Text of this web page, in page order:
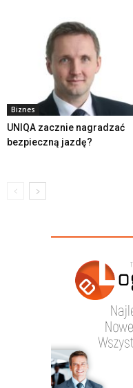
Biznes
UNIQA zacznie nagradzać
bezpieczną jazdę?